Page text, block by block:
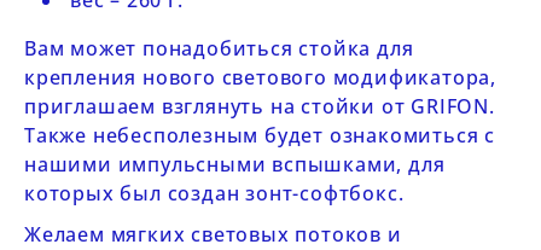
Вам может понадобиться стойка для
крепления нового светового модификатора,
приглашаем взглянуть настойки от GRIFON.
Также небесполезным будет ознакомиться с
нашими импульсными вспышками, для
которых был создан зонт-софтбокс.
Желаем мягких световых потоков и